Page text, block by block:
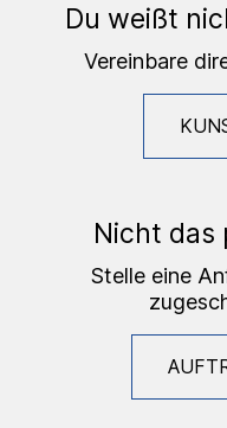
Du weißt
Vereinbare
Nicht das
Stelle eine